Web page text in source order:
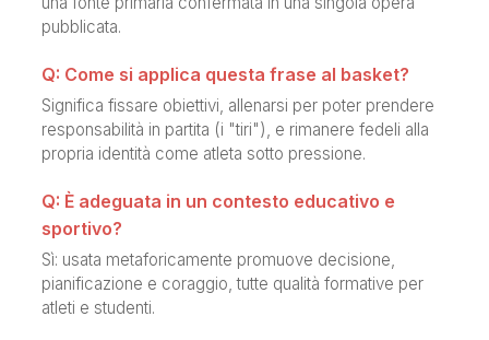
pubblicata.
Q: Come si applica questa frase al basket?
Significa fissare obiettivi, allenarsi per poter prendere
responsabilità in partita (i "tiri"), e rimanere fedeli alla
propria identità come atleta sotto pressione.
Q: È adeguata in un contesto educativo e
sportivo?
Sì: usata metaforicamente promuove decisione,
pianificazione e coraggio, tutte qualità formative per
atleti e studenti.